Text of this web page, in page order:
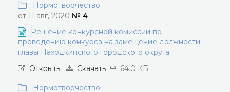
Нормотворчество
от 11 авг, 2020 № 4
Решение конкурсной комиссии по
проведению конкурса на замещение должности
главы Находкинского городского округа
Открыть
Скачать 64.0 КБ
Нормотворчество